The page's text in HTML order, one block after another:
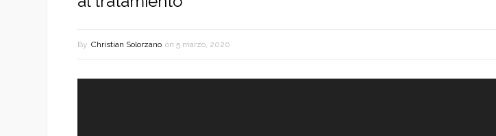
By Christian Solorzano on 5 marzo, 2020